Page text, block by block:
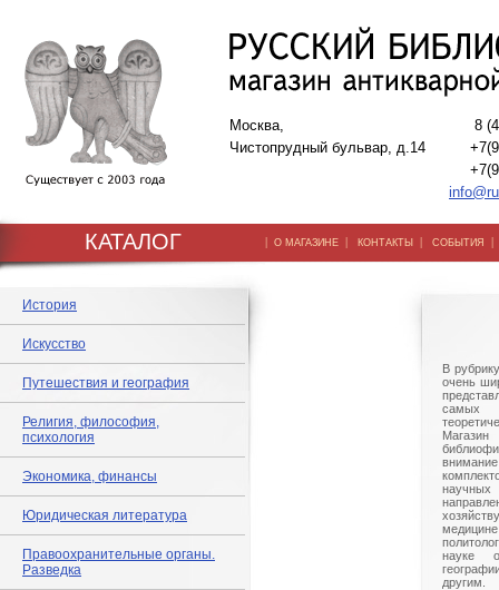
Москва,
Чистопрудный бульвар, д.14
8
КАТАЛОГ | О МАГАЗИНЕ | КОНТАКТЫ | СОБЫТИЯ
История
Искусство
Путешествия и география
Религия, философия,
психология
Экономика, финансы
Юридическая литература
Правоохранительные органы.
Разведка
В
очень
самых
Магазин
науке
другим.